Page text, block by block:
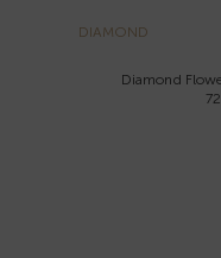
DIAMOND
Diamond